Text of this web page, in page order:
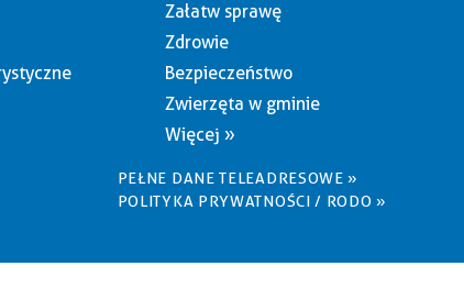
Załatw sprawę
Zdrowie
Bezpieczeństwo
Zwierzęta w gminie
Więcej »
PEŁNE DANE TELEADRESOWE »
POLITYKA PRYWATNOŚCI / RODO »